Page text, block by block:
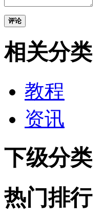
评论
相关分类
教程
资讯
下级分类
热门排行